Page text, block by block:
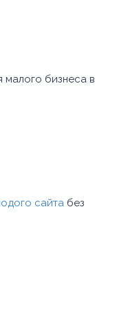
малого бизнеса в
сайта без